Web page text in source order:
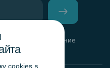
на получение
сообщений
сookies в